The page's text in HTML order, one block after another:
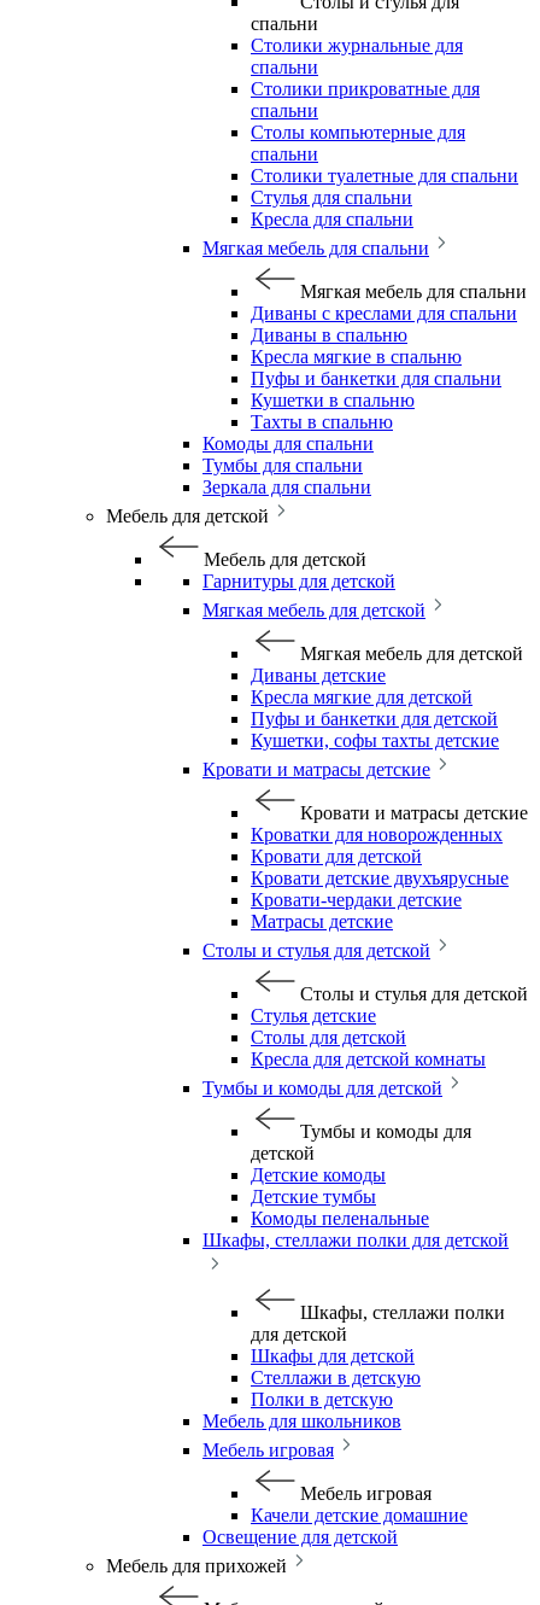
спальни
Столики журнальные для
спальни
Столики прикроватные для
спальни
Столы компьютерные для
спальни
Столики туалетные для спальни
Стулья для спальни
Кресла для спальни
Мягкая мебель для спальни
Мягкая мебель для спальни
Диваны с креслами для спальни
Диваны в спальню
Кресла мягкие в спальню
Пуфы и банкетки для спальни
Кушетки в спальню
Тахты в спальню
Комоды для спальни
Тумбы для спальни
Зеркала для спальни
Мебель для детской
Мебель для детской
Гарнитуры для детской
Мягкая мебель для детской
Мягкая мебель для детской
Диваны детские
Кресла мягкие для детской
Пуфы и банкетки для детской
Кушетки, софы тахты детские
Кровати и матрасы детские
Кровати и матрасы детские
Кроватки для новорожденных
Кровати для детской
Кровати детские двухъярусные
Кровати-чердаки детские
Матрасы детские
Столы и стулья для детской
Столы и стулья для детской
Стулья детские
Столы для детской
Кресла для детской комнаты
Тумбы и комоды для детской
Тумбы и комоды для
детской
Детские комоды
Детские тумбы
Комоды пеленальные
Шкафы, стеллажи полки для детской
Шкафы, стеллажи полки
для детской
Шкафы для детской
Стеллажи в детскую
Полки в детскую
Мебель для школьников
Мебель игровая
Мебель игровая
Качели детские домашние
Освещение для детской
Мебель для прихожей